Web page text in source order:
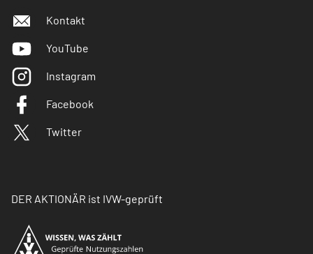
Kontakt
YouTube
Instagram
Facebook
Twitter
DER AKTIONÄR ist IVW-geprüft